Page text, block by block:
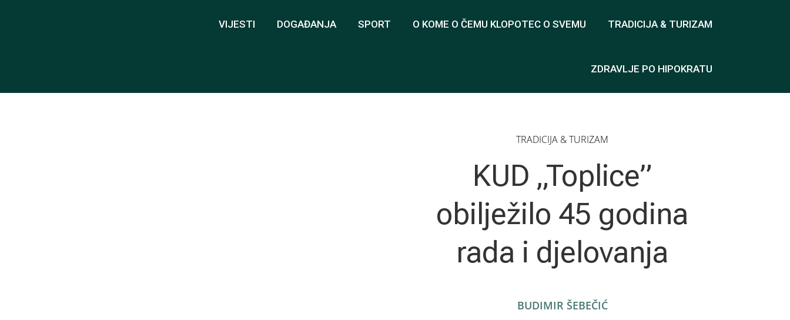
VIJESTI DOGAĐANJA SPORT O KOME O ČEMU KLOPOTEC O SVEMU TRADICIJA & TURIZAM
ZDRAVLJE PO HIPOKRATU
TRADICIJA & TURIZAM
KUD „Toplice”
obilježilo 45 godina
rada i djelovanja
BUDIMIR ŠEBEČIĆ